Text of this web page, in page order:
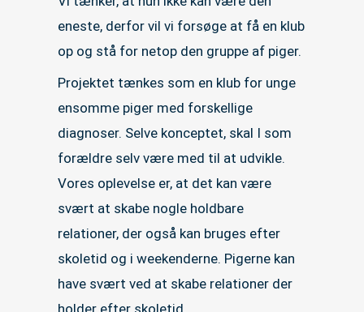
eneste, derfor vil vi forsøge at få en klub
op og stå for netop den gruppe af piger.
Projektet tænkes som en klub for unge
ensomme piger med forskellige
diagnoser. Selve konceptet, skal I som
forældre selv være med til at udvikle.
Vores oplevelse er, at det kan være
svært at skabe nogle holdbare
relationer, der også kan bruges efter
skoletid og i weekenderne. Pigerne kan
have svært ved at skabe relationer der